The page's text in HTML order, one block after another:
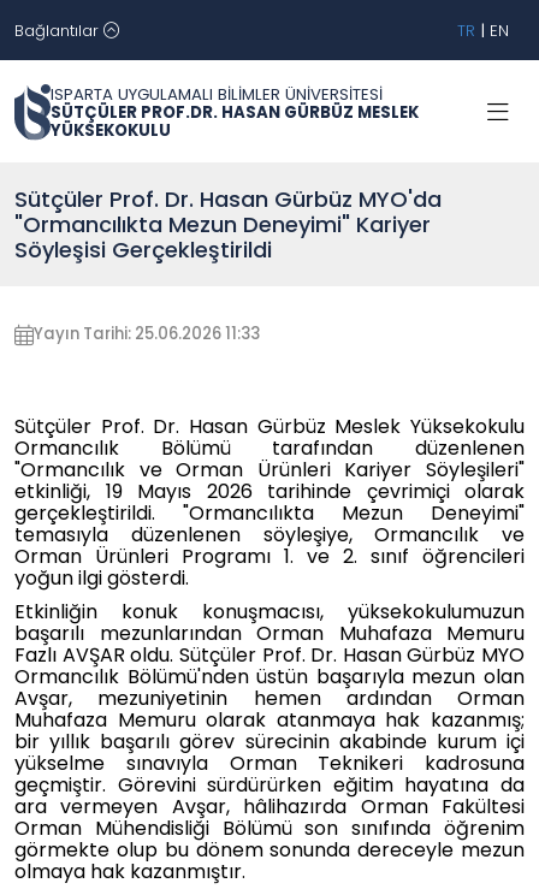
Bağlantılar TR | EN
ISPARTA UYGULAMALI BİLİMLER ÜNİVERSİTESİ
SÜTÇÜLER PROF.DR. HASAN GÜRBÜZ MESLEK
YÜKSEKOKULU
Sütçüler Prof. Dr. Hasan Gürbüz MYO'da
"Ormancılıkta Mezun Deneyimi" Kariyer
Söyleşisi Gerçekleştirildi
Yayın Tarihi: 25.06.2026 11:33
Sütçüler Prof. Dr. Hasan Gürbüz Meslek Yüksekokulu
Ormancılık Bölümü tarafından düzenlenen
"Ormancılık ve Orman Ürünleri Kariyer Söyleşileri"
etkinliği, 19 Mayıs 2026 tarihinde çevrimiçi olarak
gerçekleştirildi. "Ormancılıkta Mezun Deneyimi"
temasıyla düzenlenen söyleşiye, Ormancılık ve
Orman Ürünleri Programı 1. ve 2. sınıf öğrencileri
yoğun ilgi gösterdi.
Etkinliğin konuk konuşmacısı, yüksekokulumuzun
başarılı mezunlarından Orman Muhafaza Memuru
Fazlı AVŞAR oldu. Sütçüler Prof. Dr. Hasan Gürbüz MYO
Ormancılık Bölümü'nden üstün başarıyla mezun olan
Avşar, mezuniyetinin hemen ardından Orman
Muhafaza Memuru olarak atanmaya hak kazanmış;
bir yıllık başarılı görev sürecinin akabinde kurum içi
yükselme sınavıyla Orman Teknikeri kadrosuna
geçmiştir. Görevini sürdürürken eğitim hayatına da
ara vermeyen Avşar, hâlihazırda Orman Fakültesi
Orman Mühendisliği Bölümü son sınıfında öğrenim
görmekte olup bu dönem sonunda dereceyle mezun
olmaya hak kazanmıştır.